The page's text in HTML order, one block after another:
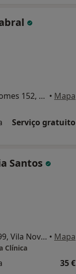
Rua Dom António Ferreira Gomes 152, Vila Nova de Gaia • Mapa
Serviço gratuito
Santos
Rua Particular às árvores, n.99, Vila Nova de Gaia • Mapa
Clínica
35 €